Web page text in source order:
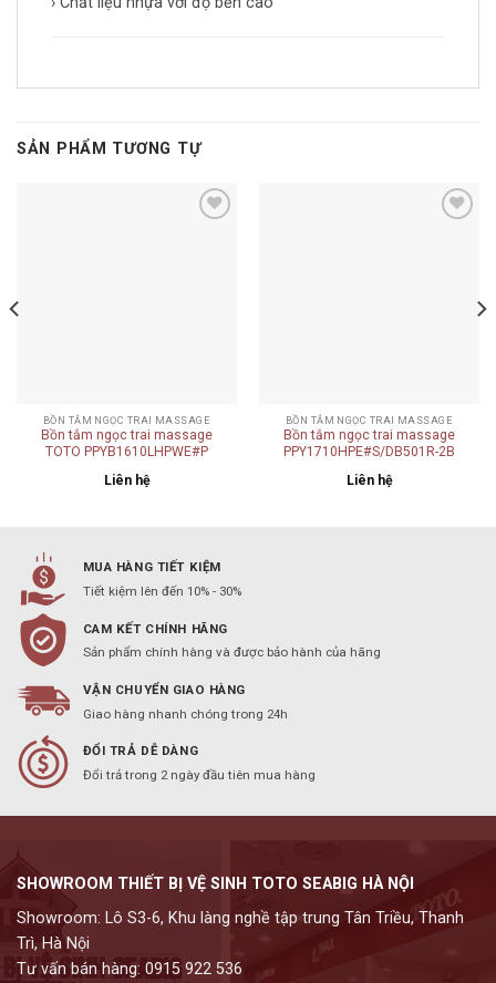
SẢN PHẨM TƯƠNG TỰ
BỒN TẮM NGỌC TRAI MASSAGE
Bồn tắm ngọc trai massage
TOTO PPYB1610LHPWE#P
Liên hệ
BỒN TẮM NGỌC TRAI MASSAGE
Bồn tắm ngọc trai massage
PPY1710HPE#S/DB501R-2B
Liên hệ
MUA HÀNG TIẾT KIỆM
Tiết kiệm lên đến 10% - 30%
CAM KẾT CHÍNH HÃNG
Sản phẩm chính hàng và được bảo hành của hãng
VẬN CHUYỂN GIAO HÀNG
Giao hàng nhanh chóng trong 24h
ĐỔI TRẢ DỄ DÀNG
Đổi trả trong 2 ngày đầu tiên mua hàng
SHOWROOM THIẾT BỊ VỆ SINH TOTO SEABIG HÀ NỘI
Showroom: Lô S3-6, Khu làng nghề tập trung Tân Triều, Thanh
Trì, Hà Nội
Tư vấn bán hàng: 0915 922 536